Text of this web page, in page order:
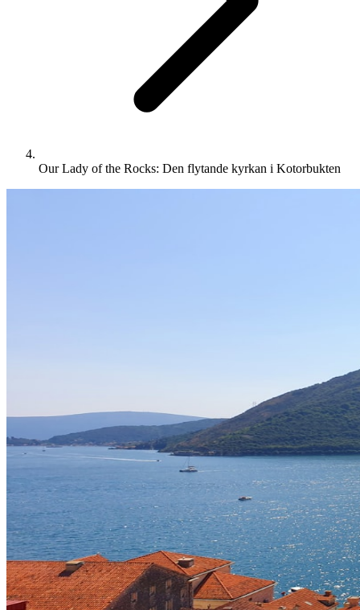
Our Lady of the Rocks: Den flytande kyrkan i Kotorbukten